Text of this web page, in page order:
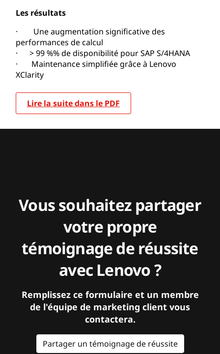
Les résultats
· Une augmentation significative des
performances de calcul
· > 99 %% de disponibilité pour SAP S/4HANA
· Maintenance simplifiée grâce à Lenovo
XClarity
Lire la suite dans le PDF
Vous souhaitez partager
votre propre
témoignage de réussite
avec Lenovo ?
Remplissez ce formulaire et un membre
de l'équipe de marketing client vous
contactera.
Partager un témoignage de réussite